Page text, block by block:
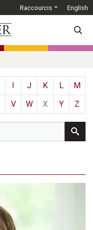
Raccourcis English
J K L
M
V W X Y Z